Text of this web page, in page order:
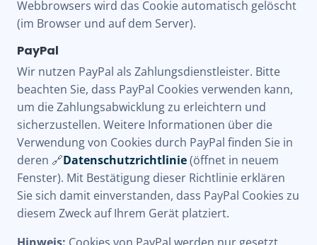
Webbrowsers wird das Cookie automatisch gelöscht
(im Browser und auf dem Server).
PayPal
Wir nutzen PayPal als Zahlungsdienstleister. Bitte
beachten Sie, dass PayPal Cookies verwenden kann,
um die Zahlungsabwicklung zu erleichtern und
sicherzustellen. Weitere Informationen über die
Verwendung von Cookies durch PayPal finden Sie in
deren 🔗Datenschutzrichtlinie(öffnet in neuem
Fenster). Mit Bestätigung dieser Richtlinie erklären
Sie sich damit einverstanden, dass PayPal Cookies zu
diesem Zweck auf Ihrem Gerät platziert.